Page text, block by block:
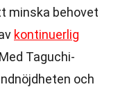
minska behovet
kontinuerlig
Taguchi-
och